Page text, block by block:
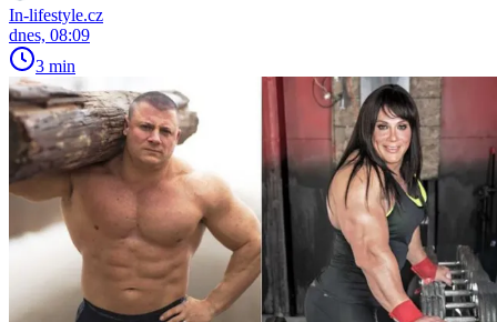
In-lifestyle.cz
dnes, 08:09
3 min